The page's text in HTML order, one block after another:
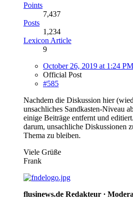
Points
7,437
Posts
1,234
Lexicon Article
9
October 26, 2019 at 1:24 PM
Official Post
#585
Nachdem die Diskussion hier
unsachliches Sandkasten-Niveau
einige Beiträge entfernt und
darum, unsachliche Diskussionen
Thema zu bleiben.
Viele Grüße
Frank
flusinews.de Redakteur ·